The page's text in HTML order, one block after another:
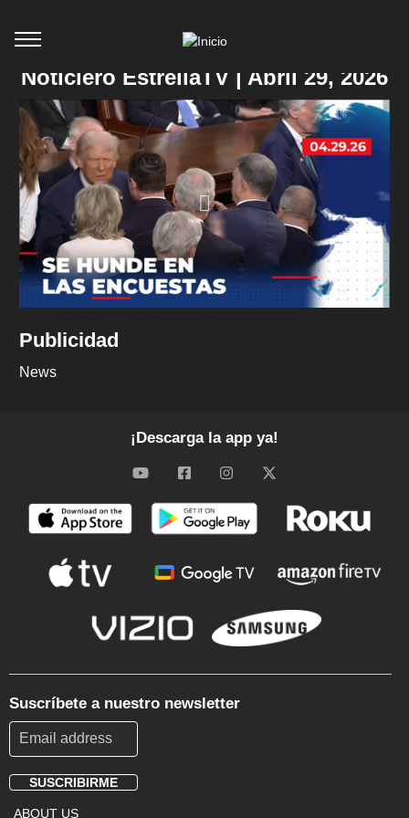
Noticiero EstrellaTV | Abril 29, 2026
Publicidad
News
¡Descarga la app ya!
Suscríbete a nuestro newsletter
SUSCRIBIRME
ABOUT US